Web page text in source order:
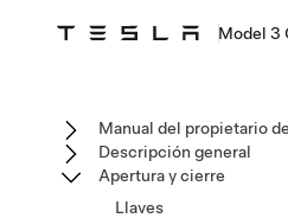
Model 3
Manual del propietario
Descripción general
Apertura y cierre
Llaves